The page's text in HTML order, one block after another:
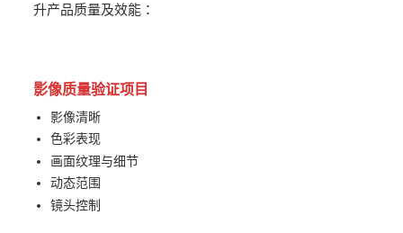
升产品质量及效能：
影像质量验证项目
影像清晰
色彩表现
画面纹理与细节
动态范围
镜头控制